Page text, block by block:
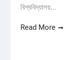
বিশ্ববিদ্যালয়...
Read More